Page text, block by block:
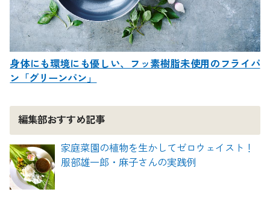
身体にも環境にも優しい、フッ素樹脂未使用のフライパ
ン「グリーンパン」
編集部おすすめ記事
家庭菜園の植物を生かしてゼロウェイスト！
服部雄一郎・麻子さんの実践例